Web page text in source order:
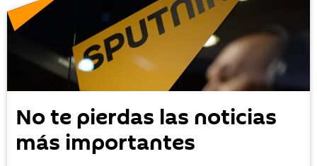
No te pierdas las noticias
más importantes